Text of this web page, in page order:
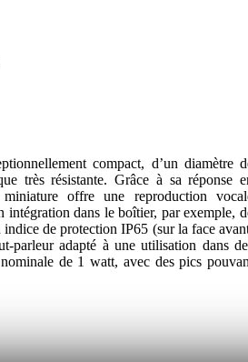
compact, d’un diamètre
très résistante. Grâce à sa réponse
offre une reproduction
intégration dans le boîtier, par exemple,
de protection IP65 (sur la face
parleur adapté à une utilisation dans
de 1 watt, avec des pics